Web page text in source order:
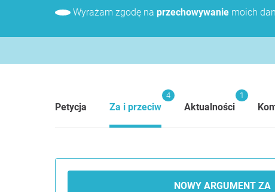
Wyrażam zgodę na przechowywanie moich
Petycja Za i przeciw
4
Aktualności
1
NOWY ARGUMENT ZA